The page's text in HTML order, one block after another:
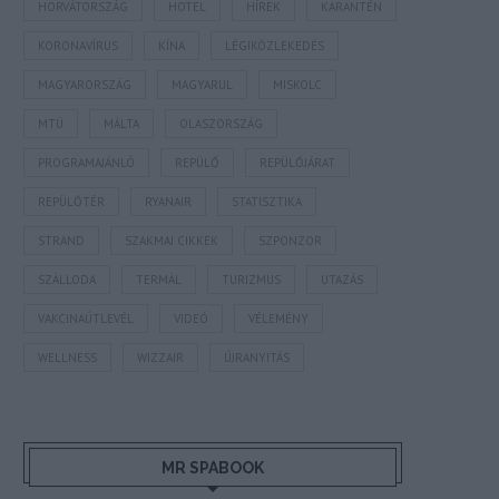
HORVÁTORSZÁG HOTEL HÍREK KARANTÉN
KORONAVÍRUS KÍNA LÉGIKÖZLEKEDÉS
MAGYARORSZÁG MAGYARUL MISKOLC
MTÜ MÁLTA OLASZORSZÁG
PROGRAMAJÁNLÓ REPÜLŐ REPÜLŐJÁRAT
REPÜLŐTÉR RYANAIR STATISZTIKA
STRAND SZAKMAI CIKKEK SZPONZOR
SZÁLLODA TERMÁL TURIZMUS UTAZÁS
VAKCINAÚTLEVÉL VIDEÓ VÉLEMÉNY
WELLNESS WIZZAIR ÚJRANYITÁS
MR SPABOOK